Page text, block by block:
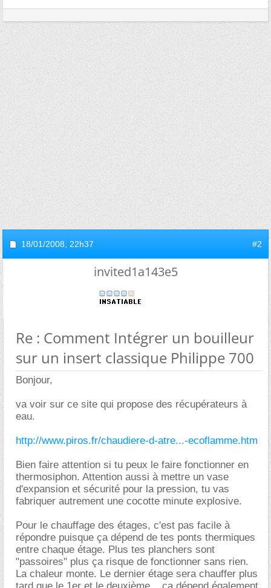
18/01/2008, 22h37 #2
invited1a143e5
Re : Comment Intégrer un bouilleur
sur un insert classique Philippe 700
Bonjour,
va voir sur ce site qui propose des récupérateurs à
eau.
http://www.piros.fr/chaudiere-d-atre...-ecoflamme.htm
Bien faire attention si tu peux le faire fonctionner en
thermosiphon. Attention aussi à mettre un vase
d'expansion et sécurité pour la pression, tu vas
fabriquer autrement une cocotte minute explosive.
Pour le chauffage des étages, c'est pas facile à
répondre puisque ça dépend de tes ponts thermiques
entre chaque étage. Plus tes planchers sont
"passoires" plus ça risque de fonctionner sans rien.
La chaleur monte. Le dernier étage sera chauffer plus